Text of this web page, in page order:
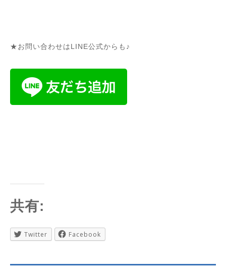
★お問い合わせはLINE公式からも♪
共有:
Twitter Facebook